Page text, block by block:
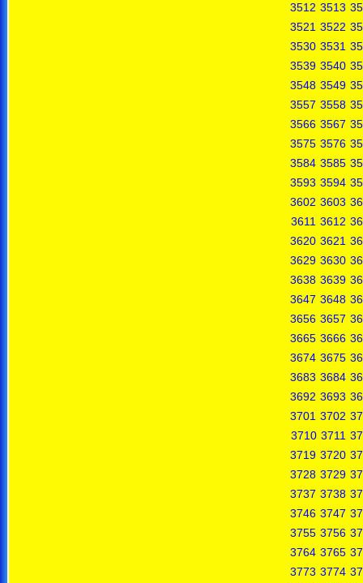
3512 3513
3521 3522
3530 3531
3539 3540
3548 3549
3557 3558
3566 3567
3575 3576
3584 3585
3593 3594
3602 3603
3611 3612
3620 3621
3629 3630
3638 3639
3647 3648
3656 3657
3665 3666
3674 3675
3683 3684
3692 3693
3701 3702
3710 3711
3719 3720
3728 3729
3737 3738
3746 3747
3755 3756
3764 3765
3773 3774